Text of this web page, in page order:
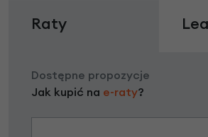
Raty
Dostępne propozycje
Jak kupić na e-raty?